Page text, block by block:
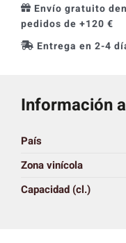
Envío gratuito
pedidos de +120 €
Entrega en 2-4
Información
País
Zona vinícola
Capacidad (cl.)